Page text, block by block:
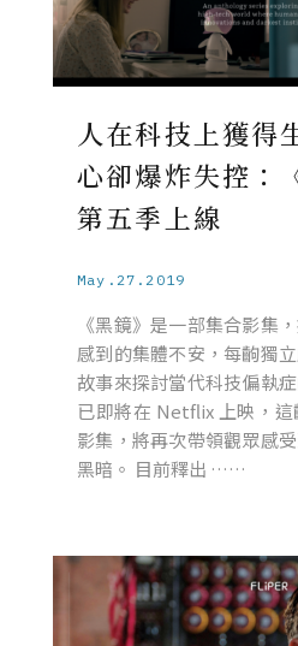
人在科技上獲得
心卻爆炸失控：
第五季上線
May.27.2019
《黑鏡》是一部集合影集
感到的集體不安，每齣獨
故事來探討當代科技偏執
已即將在 Netflix 上映，
影集，將再次帶領觀眾感
黑暗。 目前釋出 ……